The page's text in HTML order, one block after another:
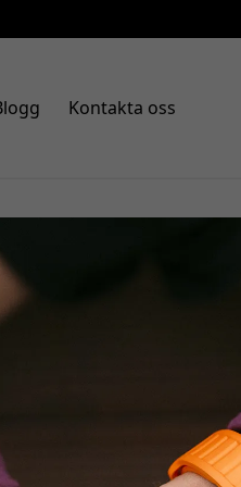
Kontakta oss
Series
🎉 Din
denna kod i kassan för att få